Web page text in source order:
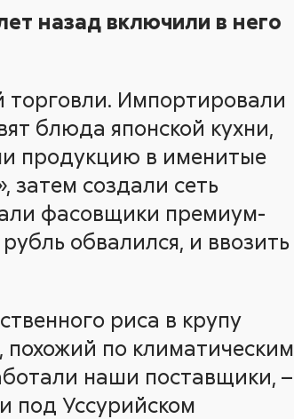
назад включили в него
Импортировали
блюда японской кухни,
продукцию в именитые
затем создали сеть
фасовщики премиум-
обвалился, и ввозить
риса в крупу
по климатическим
наши поставщики, –
под Уссурийском